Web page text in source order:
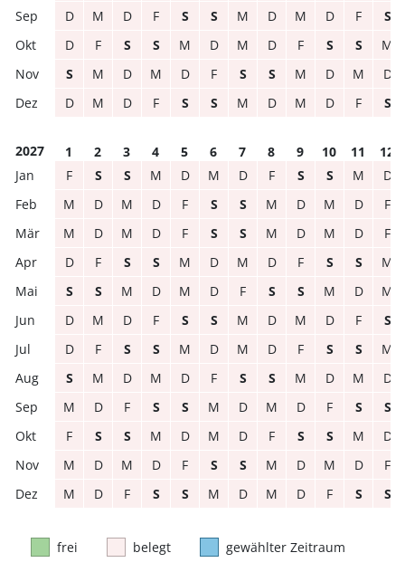
D
M D F S S M D M D F
S
D
F S S M D M D F S S
M
S
M D M D F S S M D M
D
D
M D F S S M D M D F S
2027 1 2 3 4 5 6 7 8 9 10 11
12
F
S S M D M D F S S M
D
M
D M D F S S M D M D
F
M
D M D F S S M D M D
F
D
F S S M D M D F S S
M
S
S M D M D F S S M D
M
D
M D F S S M D M D F
S
D
F S S M D M D F S S
M
S
M D M D F S S M D M
D
M
D F S S M D M D F S
S
F
S S M D M D F S S M
D
M
D M D F S S M D M D
F
M
D F S S M D M D F S S
frei belegt gewählter Zeitraum